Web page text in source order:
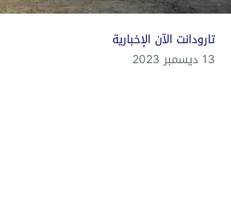
تارودانت الآن الإخبارية
13 ديسمبر 2023